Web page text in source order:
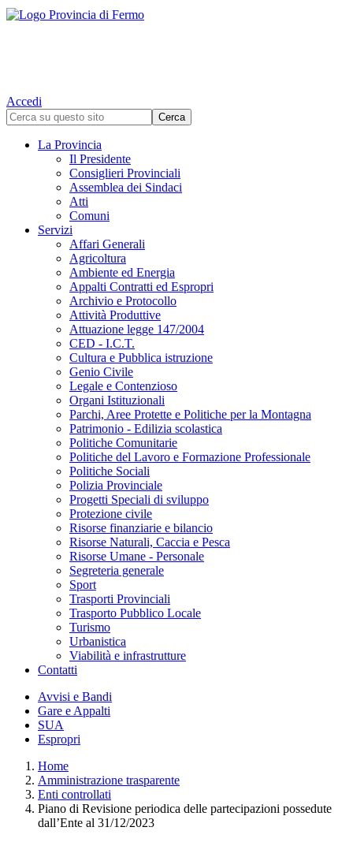
Accedi
La Provincia
Il Presidente
Consiglieri Provinciali
Assemblea dei Sindaci
Atti
Comuni
Servizi
Affari Generali
Agricoltura
Ambiente ed Energia
Appalti Contratti ed Espropri
Archivio e Protocollo
Attività Produttive
Attuazione legge 147/2004
CED - I.C.T.
Cultura e Pubblica istruzione
Genio Civile
Legale e Contenzioso
Organi Istituzionali
Parchi, Aree Protette e Politiche per la Montagna
Patrimonio - Edilizia scolastica
Politiche Comunitarie
Politiche del Lavoro e Formazione Professionale
Politiche Sociali
Polizia Provinciale
Progetti Speciali di sviluppo
Protezione civile
Risorse finanziarie e bilancio
Risorse Naturali, Caccia e Pesca
Risorse Umane - Personale
Segreteria generale
Sport
Trasporti Provinciali
Trasporto Pubblico Locale
Turismo
Urbanistica
Viabilità e infrastrutture
Contatti
Avvisi e Bandi
Gare e Appalti
SUA
Espropri
Home
Amministrazione trasparente
Enti controllati
Piano di Revisione periodica delle partecipazioni possedute
dall’Ente al 31/12/2023